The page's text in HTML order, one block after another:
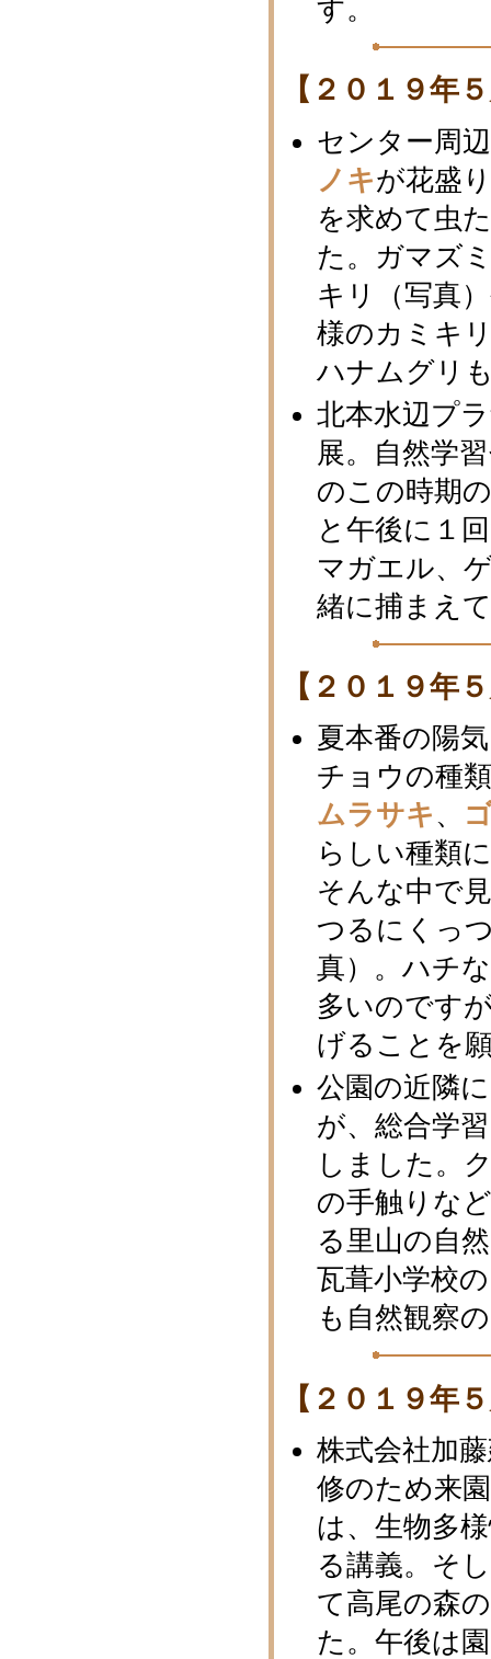
す。
【２０１９年
センター周
ノキが花盛
を求めて虫
た。ガマズ
キリ（写真
様のカミキ
ハナムグリ
北本水辺プ
展。自然学
のこの時期
と午後に１
マガエル、
緒に捕まえ
【２０１９年
夏本番の陽
チョウの種
ムラサキ、
らしい種類
そんな中で
つるにくっ
真）。ハチ
多いのです
げることを
公園の近隣
が、総合学
しました。
の手触りな
る里山の自
瓦葺小学校
も自然観察
【２０１９年
株式会社加
修のため来
は、生物多
る講義。そ
て高尾の森
た。午後は